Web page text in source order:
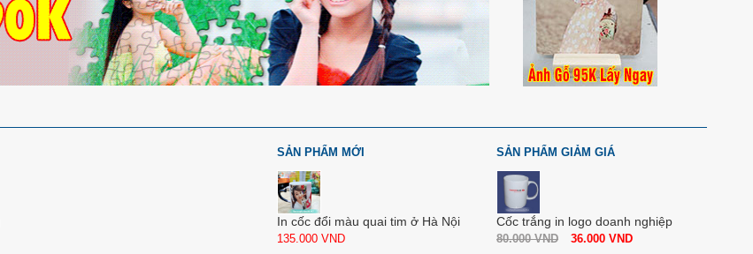
SẢN PHẨM MỚI
In cốc đổi màu quai tim ở Hà Nội
135.000 VND
SẢN PHẨM GIẢM GIÁ
Cốc trắng in logo doanh nghiệp
80.000VND 36.000 VND